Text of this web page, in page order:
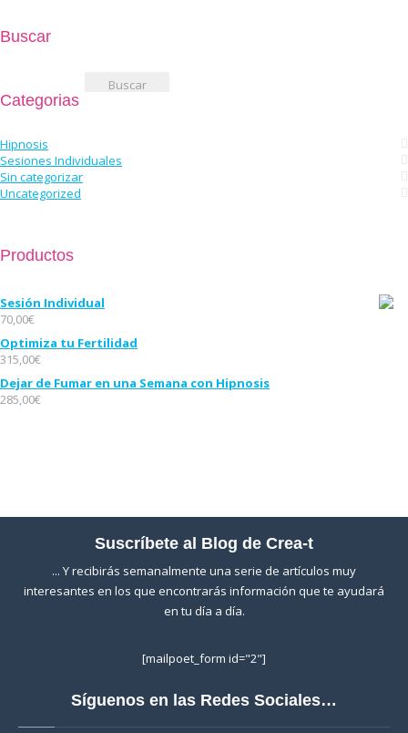
Buscar
Categorias
Hipnosis
Sesiones Individuales
Sin categorizar
Uncategorized
Productos
Sesión Individual
70,00€
Optimiza tu Fertilidad
315,00€
Dejar de Fumar en una Semana con Hipnosis
285,00€
Suscríbete al Blog de Crea-t
... Y recibirás semanalmente una serie de artículos muy
interesantes en los que encontrarás información que te ayudará
en tu día a día.
[mailpoet_form id="2"]
Síguenos en las Redes Sociales…